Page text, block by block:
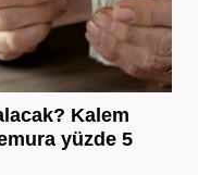
Kalem
yüzde 5